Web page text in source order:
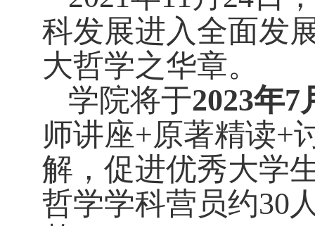
科发展进入全面发
大哲学之华章。
学院将于2023年7
师讲座+原著精读+
解，促进优秀大学
哲学学科营员约30